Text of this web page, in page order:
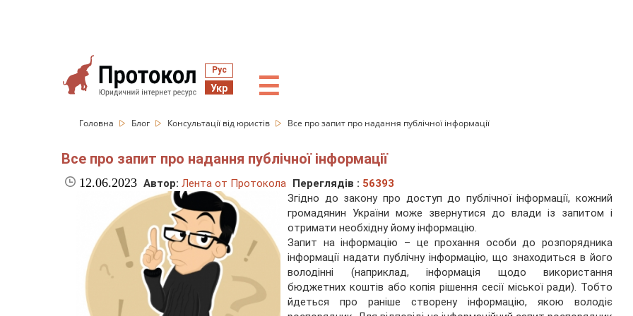
Рус
Укр ☰
Головна Блог Консультації від юристів Все про запит про надання публічної інформації
Все про запит про надання публічної інформації
12.06.2023 Автор: Лента от Протокола Переглядів : 56393
Згідно до закону про доступ до публічної інформації, кожний
громадянин України може звернутися до влади із запитом і
отримати необхідну йому інформацію.
Запит на інформацію – це прохання особи до розпорядника
інформації надати публічну інформацію, що знаходиться в його
володінні (наприклад, інформація щодо використання
бюджетних коштів або копія рішення сесії міської ради). Тобто
йдеться про раніше створену інформацію, якою володіє